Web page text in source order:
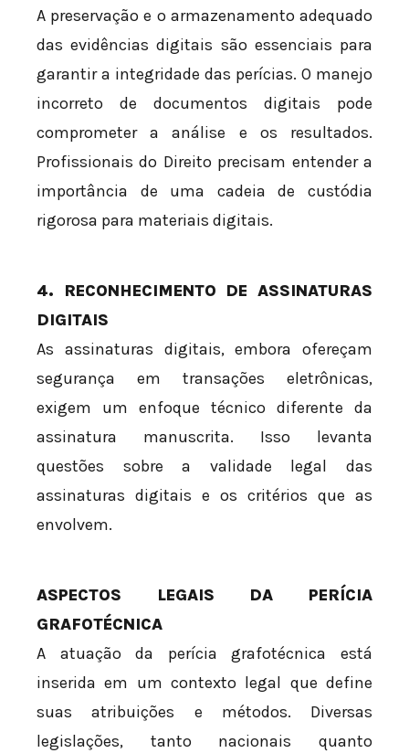
A preservação e o armazenamento adequado
das evidências digitais são essenciais para
garantir a integridade das perícias. O manejo
incorreto de documentos digitais pode
comprometer a análise e os resultados.
Profissionais do Direito precisam entender a
importância de uma cadeia de custódia
rigorosa para materiais digitais.
4. RECONHECIMENTO DE ASSINATURAS
DIGITAIS
As assinaturas digitais, embora ofereçam
segurança em transações eletrônicas,
exigem um enfoque técnico diferente da
assinatura manuscrita. Isso levanta
questões sobre a validade legal das
assinaturas digitais e os critérios que as
envolvem.
ASPECTOS LEGAIS DA PERÍCIA
GRAFOTÉCNICA
A atuação da perícia grafotécnica está
inserida em um contexto legal que define
suas atribuições e métodos. Diversas
legislações, tanto nacionais quanto